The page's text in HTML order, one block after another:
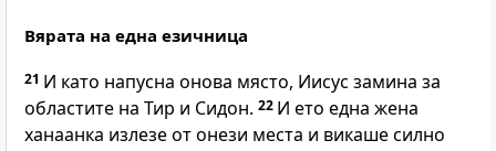
Вярата на една езичница
21 И като напусна онова място, Иисус замина за
областите на Тир и Сидон. 22 И ето една жена
ханаанка излезе от онези места и викаше силно